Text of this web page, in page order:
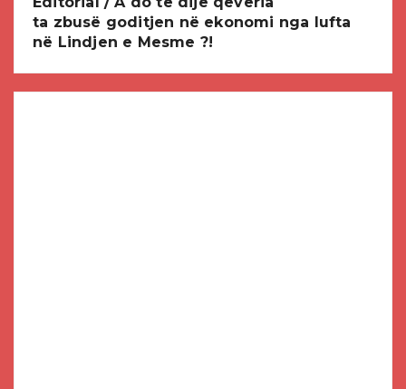
ta zbusë goditjen në ekonomi nga lufta
në Lindjen e Mesme ?!